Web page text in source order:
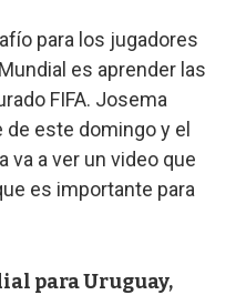
para los jugadores
es aprender las
FIFA. Josema
este domingo y el
va a ver un video que
es importante para
para Uruguay,